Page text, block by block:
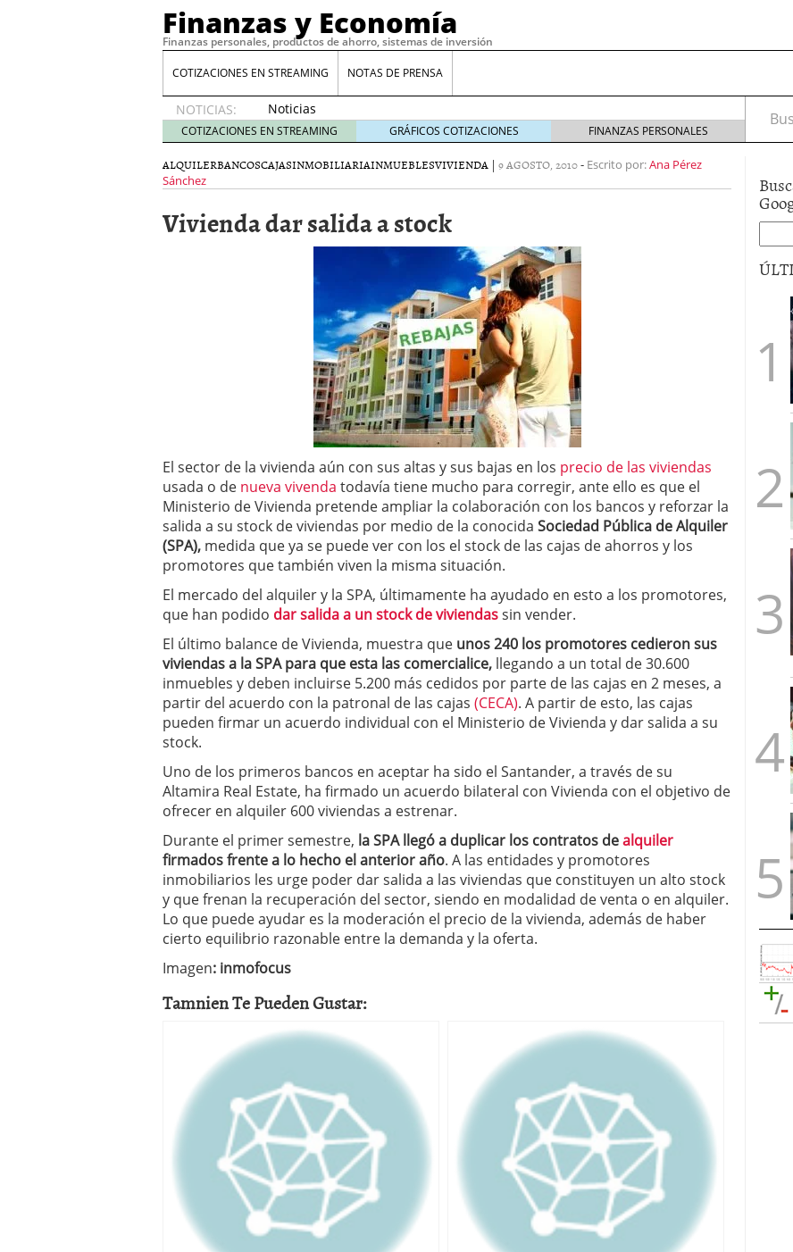
Finanzas y Economía
Finanzas personales, productos de ahorro, sistemas de inversión
COTIZACIONES EN STREAMING NOTAS DE PRENSA
NOTICIAS:
Noticias
de XRP
por qué
las
whales
suelen
de abril
Comparativa Costes vs Agilidad: ¿Por qué el Préstamo Promotor privado
acelera la rentabilidad? 12 de diciembre de 2025
Meses sin intereses: Cómo aprovechar esta opción para gestionar tus
24 de noviembre de 2025
Planificar tu herencia también es una decisión financiera: cómo anticiparte
a los costes 21 de noviembre de 2025
¿Cuánto cuesta un software punto de venta? 3 de octubre de 2025
COTIZACIONES EN STREAMING GRÁFICOS COTIZACIONES FINANZAS PERSONALES
ALQUILERBANCOSCAJASINMOBILIARIAINMUEBLESVIVIENDA | 9 AGOSTO, 2010- Escrito por:Ana Pérez
Sánchez
Vivienda dar salida a stock
El sector de la vivienda aún con sus altas y sus bajas en los precio de las viviendas
usada o de nueva vivenda todavía tiene mucho para corregir, ante ello es que el
Ministerio de Vivienda pretende ampliar la colaboración con los bancos y reforzar la
salida a su stock de viviendas por medio de la conocida Sociedad Pública de Alquiler
(SPA), medida que ya se puede ver con los el stock de las cajas de ahorros y los
promotores que también viven la misma situación.
El mercado del alquiler y la SPA, últimamente ha ayudado en esto a los promotores,
que han podido dar salida a un stock de viviendassin vender.
El último balance de Vivienda, muestra que unos 240 los promotores cedieron sus
viviendas a la SPA para que esta las comercialice, llegando a un total de 30.600
inmuebles y deben incluirse 5.200 más cedidos por parte de las cajas en 2 meses, a
partir del acuerdo con la patronal de las cajas (CECA). A partir de esto, las cajas
pueden firmar un acuerdo individual con el Ministerio de Vivienda y dar salida a su
stock.
Uno de los primeros bancos en aceptar ha sido el Santander, a través de su
Altamira Real Estate, ha firmado un acuerdo bilateral con Vivienda con el objetivo de
ofrecer en alquiler 600 viviendas a estrenar.
Durante el primer semestre, la SPA llegó a duplicar los contratos dealquiler
firmados frente a lo hecho el anterior año. A las entidades y promotores
inmobiliarios les urge poder dar salida a las viviendas que constituyen un alto stock
y que frenan la recuperación del sector, siendo en modalidad de venta o en alquiler.
Lo que puede ayudar es la moderación el precio de la vivienda, además de haber
cierto equilibrio razonable entre la demanda y la oferta.
Imagen: inmofocus
Tamnien Te Pueden Gustar: